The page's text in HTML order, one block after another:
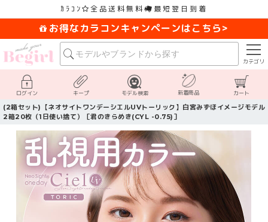
ｶﾗｺﾝ 全品送料無料 最短翌日到着
お得なカラコンキャンペーンはこちら>
カテゴリ
ログイン キープ モデル検索 新着商品 カート
(2箱セット)【ネオサイトワンデーシエルUVトーリック】白宮みずほイメージモデル
2箱20枚（1日使い捨て）［君のきらめき(CYL -0.75)］